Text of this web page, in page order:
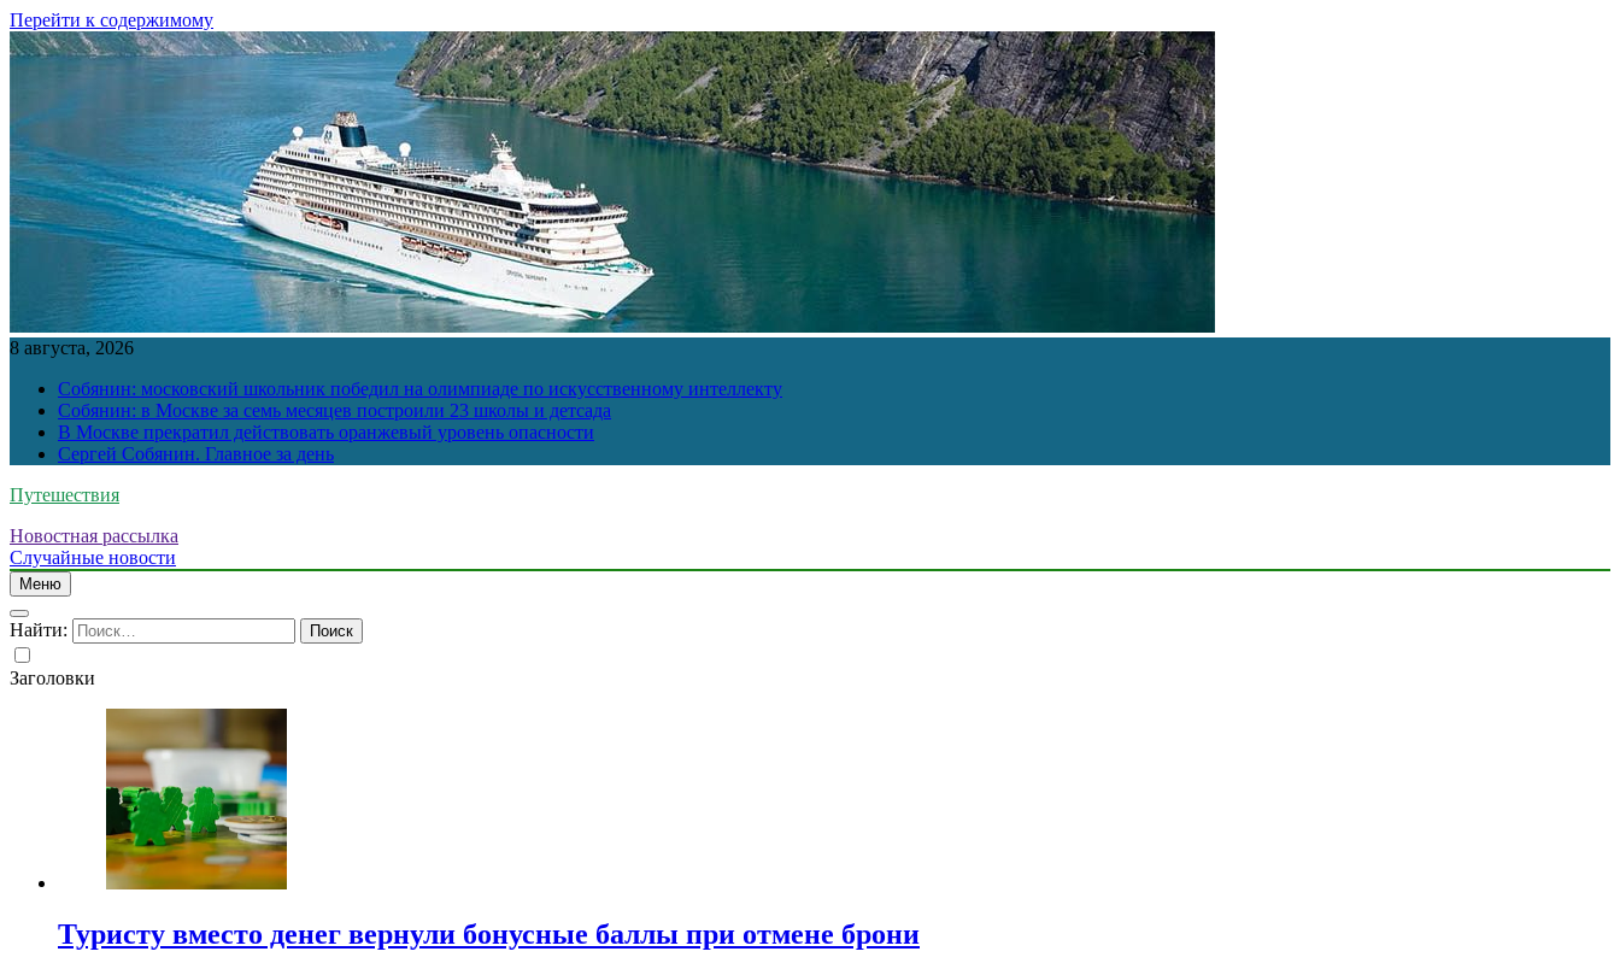
Перейти к содержимому
8 августа, 2026
Собянин: московский школьник победил на олимпиаде по искусственному интеллекту
Собянин: в Москве за семь месяцев построили 23 школы и детсада
В Москве прекратил действовать оранжевый уровень опасности
Сергей Собянин. Главное за день
Путешествия
Новостная рассылка
Случайные новости
Меню
Найти:
Заголовки
Туристу вместо денег вернули бонусные баллы при отмене брони